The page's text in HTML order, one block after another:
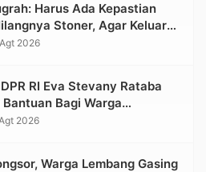
Harus Ada Kepastian
Stoner, Agar Keluarga
dalam Trauma dan
2026
RI Eva Stevany Rataba
Bagi Warga
Longsor di Buntu Pepasan
2026
Warga Lembang Gasing